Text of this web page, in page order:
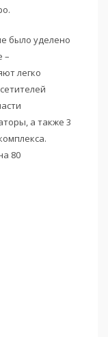
было уделено
–
легко
а также 3
80